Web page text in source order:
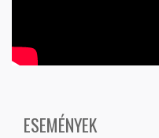
ESEMÉNYEK